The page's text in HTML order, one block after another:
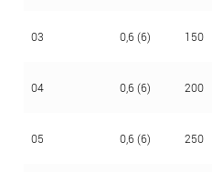
03 0,6 (6) 150
04 0,6 (6) 200
05 0,6 (6) 250